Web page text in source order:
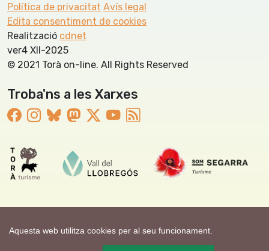
Aquesta web utilitza cookies per al seu funcionament.
Política de privacitat Avís legal
Edita consentiment de cookies
Realització cdnet
ver4 XII-2025
© 2021 Torà on-line. All Rights Reserved
Troba'ns a les Xarxes